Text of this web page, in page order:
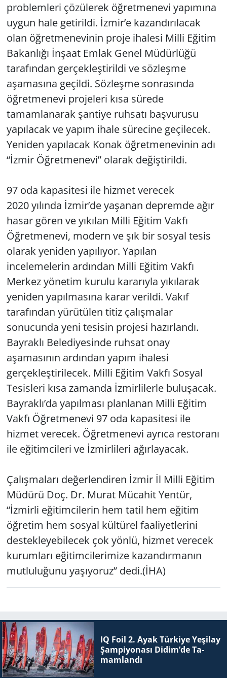
problemleri çözülerek öğretmenevi yapımına
uygun hale getirildi. İzmir’e kazandırılacak
olan öğretmenevinin proje ihalesi Milli Eğitim
Bakanlığı İnşaat Emlak Genel Müdürlüğü
tarafından gerçekleştirildi ve sözleşme
aşamasına geçildi. Sözleşme sonrasında
öğretmenevi projeleri kısa sürede
tamamlanarak şantiye ruhsatı başvurusu
yapılacak ve yapım ihale sürecine geçilecek.
Yeniden yapılacak Konak öğretmenevinin adı
“İzmir Öğretmenevi” olarak değiştirildi.
97 oda kapasitesi ile hizmet verecek
2020 yılında İzmir’de yaşanan depremde ağır
hasar gören ve yıkılan Milli Eğitim Vakfı
Öğretmenevi, modern ve şık bir sosyal tesis
olarak yeniden yapılıyor. Yapılan
incelemelerin ardından Milli Eğitim Vakfı
Merkez yönetim kurulu kararıyla yıkılarak
yeniden yapılmasına karar verildi. Vakıf
tarafından yürütülen titiz çalışmalar
sonucunda yeni tesisin projesi hazırlandı.
Bayraklı Belediyesinde ruhsat onay
aşamasının ardından yapım ihalesi
gerçekleştirilecek. Milli Eğitim Vakfı Sosyal
Tesisleri kısa zamanda İzmirlilerle buluşacak.
Bayraklı’da yapılması planlanan Milli Eğitim
Vakfı Öğretmenevi 97 oda kapasitesi ile
hizmet verecek. Öğretmenevi ayrıca restoranı
ile eğitimcileri ve İzmirlileri ağırlayacak.
Çalışmaları değerlendiren İzmir İl Milli Eğitim
Müdürü Doç. Dr. Murat Mücahit Yentür,
“İzmirli eğitimcilerin hem tatil hem eğitim
öğretim hem sosyal kültürel faaliyetlerini
destekleyebilecek çok yönlü, hizmet verecek
kurumları eğitimcilerimize kazandırmanın
mutluluğunu yaşıyoruz” dedi.(İHA)
IQ Foil 2. Ayak Tür­ki­ye Ye­şi­lay
Şam­pi­yo­na­sı Didim’de Ta­
mam­lan­dı
Yerel